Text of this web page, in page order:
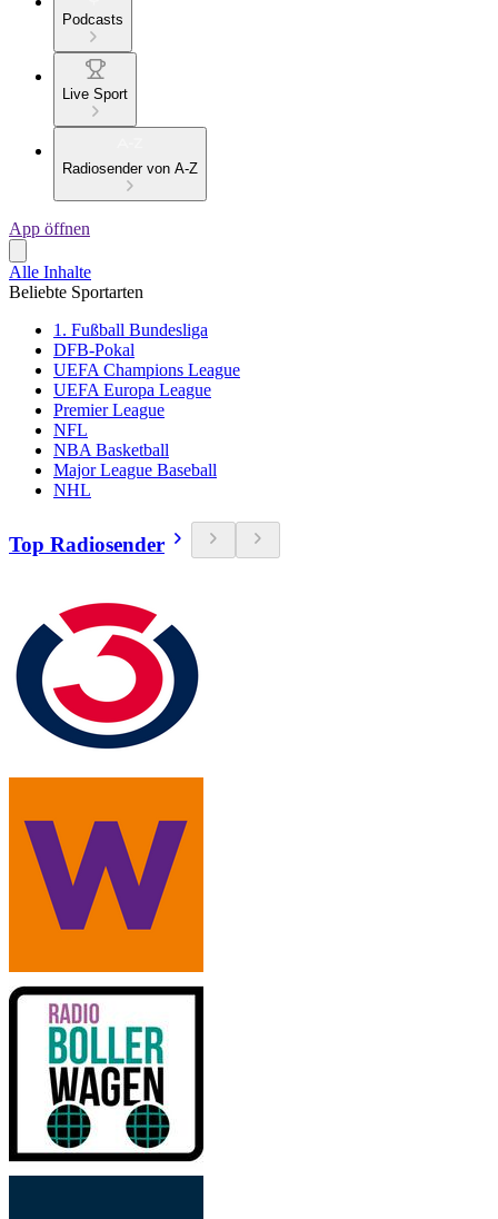
Podcasts
Live Sport
Radiosender von A-Z
App öffnen
Alle Inhalte
Beliebte Sportarten
1. Fußball Bundesliga
DFB-Pokal
UEFA Champions League
UEFA Europa League
Premier League
NFL
NBA Basketball
Major League Baseball
NHL
Top Radiosender